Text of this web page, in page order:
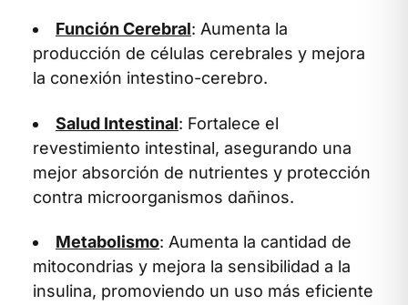
Función Cerebral: Aumenta la
producción de células cerebrales y mejora
la conexión intestino-cerebro.
Salud Intestinal: Fortalece el
revestimiento intestinal, asegurando una
mejor absorción de nutrientes y protección
contra microorganismos dañinos.
Metabolismo: Aumenta la cantidad de
mitocondrias y mejora la sensibilidad a la
insulina, promoviendo un uso más eficiente